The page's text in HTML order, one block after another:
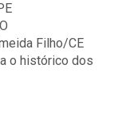
Filho/CE
o histórico dos